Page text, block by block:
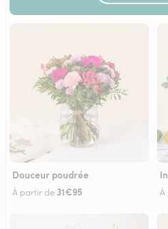
Douceur poudrée
À partir de 31€95 À